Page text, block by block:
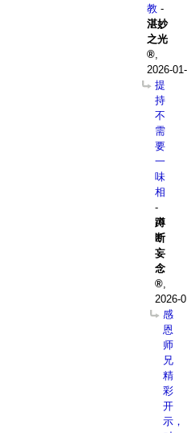
教 -
湛妙
之光
2026-
提
持
不
需
要
一
味
相
-
蹲
断
妄
念
2026-
感
恩
师
兄
精
彩
开
示，